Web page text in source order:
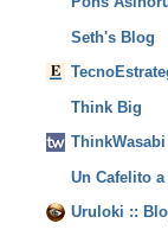
Seth's Blog
Think Big
ThinkWasabi
Un Cafelito a
Uruloki ::